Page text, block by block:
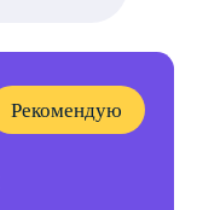
Рекомендую